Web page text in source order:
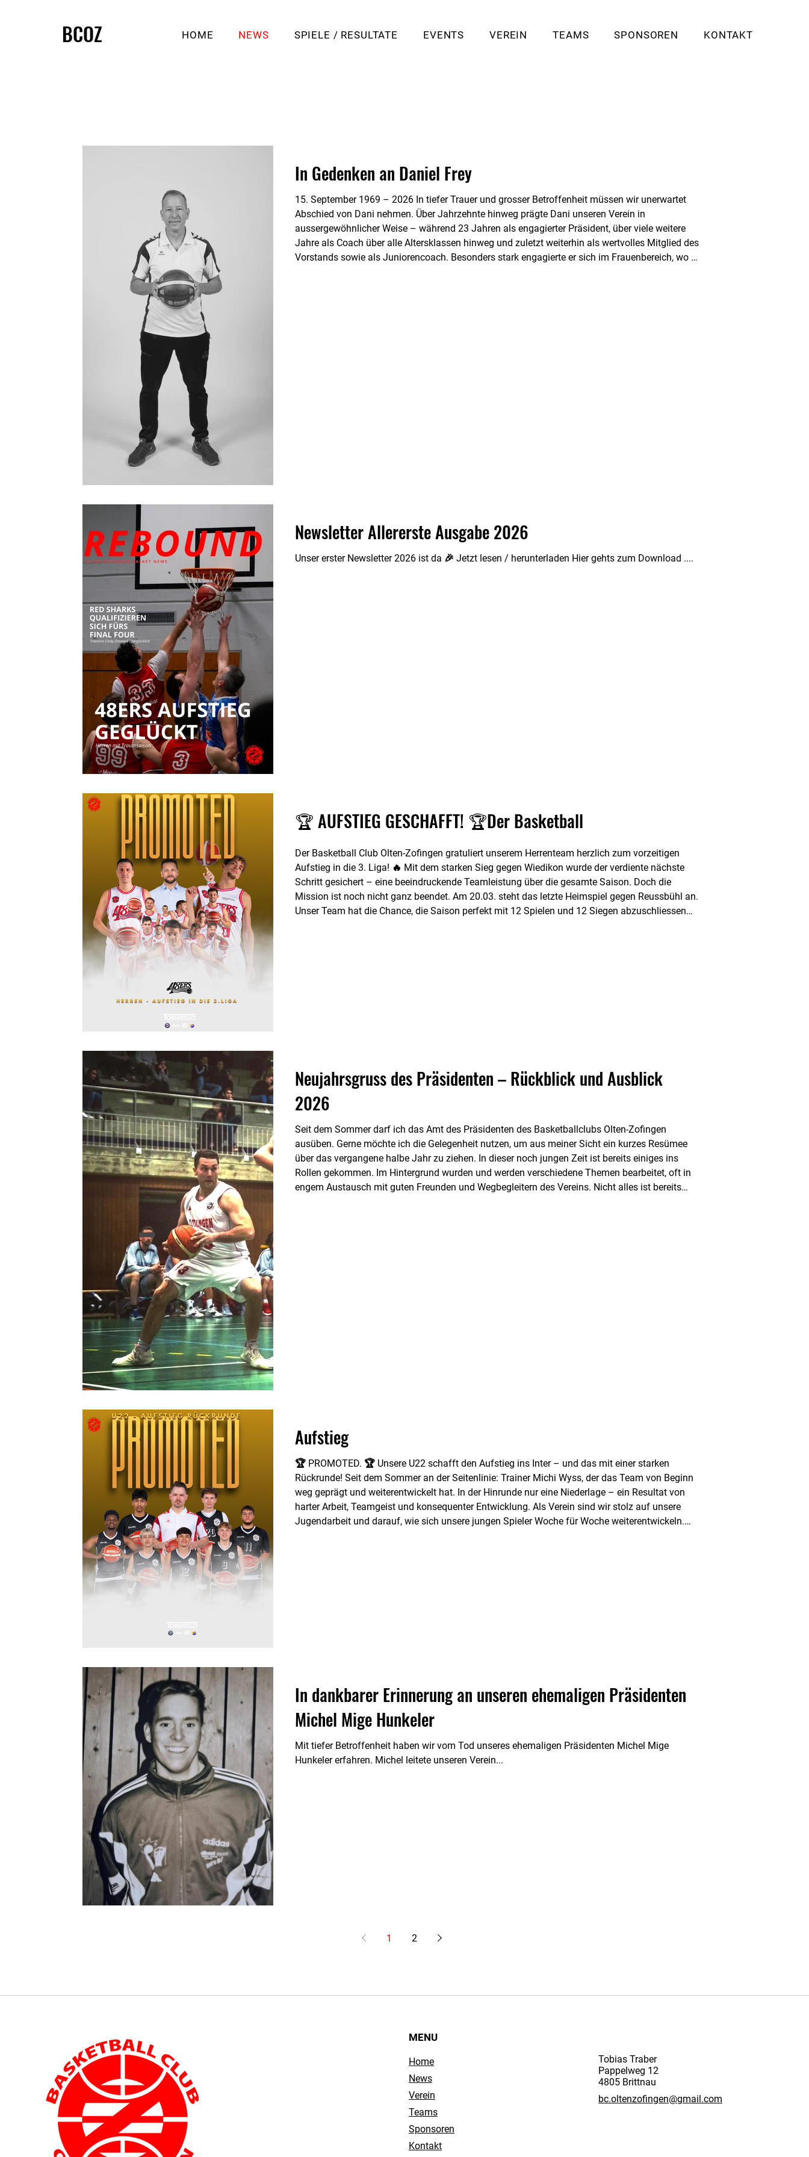
BCOZ HOME NEWS SPIELE / RESULTATE EVENTS VEREIN TEAMS SPONSOREN KONTAKT
In Gedenken an Daniel Frey
15. September 1969 – 2026 In tiefer Trauer und grosser Betroffenheit müssen wir unerwartet
Abschied von Dani nehmen. Über Jahrzehnte hinweg prägte Dani unseren Verein in
aussergewöhnlicher Weise – während 23 Jahren als engagierter Präsident, über viele weitere
Jahre als Coach über alle Altersklassen hinweg und zuletzt weiterhin als wertvolles Mitglied des
Vorstands sowie als Juniorencoach. Besonders stark engagierte er sich im Frauenbereich, wo er
Newsletter Allererste Ausgabe 2026
Unser erster Newsletter 2026 ist da 🎉 Jetzt lesen / herunterladen Hier gehts zum Download ....
🏆 AUFSTIEG GESCHAFFT! 🏆Der Basketball
Der Basketball Club Olten-Zofingen gratuliert unserem Herrenteam herzlich zum vorzeitigen
Aufstieg in die 3. Liga! 🔥 Mit dem starken Sieg gegen Wiedikon wurde der verdiente nächste
Schritt gesichert – eine beeindruckende Teamleistung über die gesamte Saison. Doch die
Mission ist noch nicht ganz beendet. Am 20.03. steht das letzte Heimspiel gegen Reussbühl an.
Unser Team hat die Chance, die Saison perfekt mit 12 Spielen und 12 Siegen abzuschliessen
Neujahrsgruss des Präsidenten – Rückblick und Ausblick
2026
Seit dem Sommer darf ich das Amt des Präsidenten des Basketballclubs Olten-Zofingen
ausüben. Gerne möchte ich die Gelegenheit nutzen, um aus meiner Sicht ein kurzes Resümee
über das vergangene halbe Jahr zu ziehen. In dieser noch jungen Zeit ist bereits einiges ins
Rollen gekommen. Im Hintergrund wurden und werden verschiedene Themen bearbeitet, oft in
engem Austausch mit guten Freunden und Wegbegleitern des Vereins. Nicht alles ist bereits
Aufstieg
🏆 PROMOTED. 🏆 Unsere U22 schafft den Aufstieg ins Inter – und das mit einer starken
Rückrunde! Seit dem Sommer an der Seitenlinie: Trainer Michi Wyss, der das Team von Beginn
weg geprägt und weiterentwickelt hat. In der Hinrunde nur eine Niederlage – ein Resultat von
harter Arbeit, Teamgeist und konsequenter Entwicklung. Als Verein sind wir stolz auf unsere
Jugendarbeit und darauf, wie sich unsere jungen Spieler Woche für Woche weiterentwickeln.
In dankbarer Erinnerung an unseren ehemaligen Präsidenten
Michel Mige Hunkeler
Mit tiefer Betroffenheit haben wir vom Tod unseres ehemaligen Präsidenten Michel Mige
Hunkeler erfahren. Michel leitete unseren Verein...
1 2
MENU
Home
News
Verein
Teams
Sponsoren
Kontakt
Tobias Traber
Pappelweg 12
4805 Brittnau
bc.oltenzofingen@gmail.com